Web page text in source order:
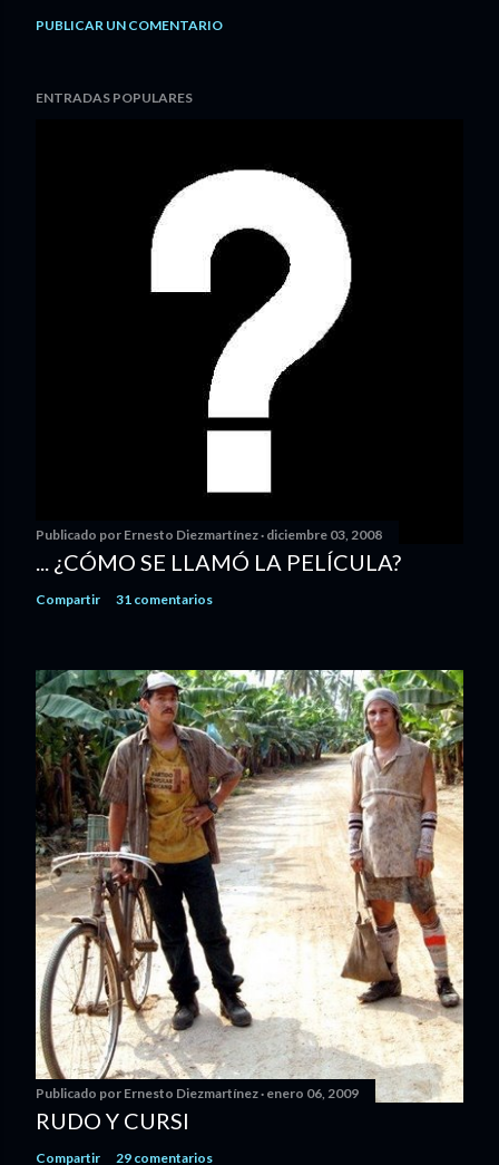
PUBLICAR UN COMENTARIO
ENTRADAS POPULARES
Publicado por Ernesto Diezmartínez diciembre 03, 2008
... ¿CÓMO SE LLAMÓ LA PELÍCULA?
Compartir 31 comentarios
Publicado por Ernesto Diezmartínez enero 06, 2009
RUDO Y CURSI
Compartir 29 comentarios